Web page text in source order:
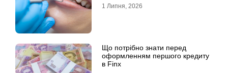
1 Липня, 2026
Що потрібно знати перед
оформленням першого кредиту
в Finx